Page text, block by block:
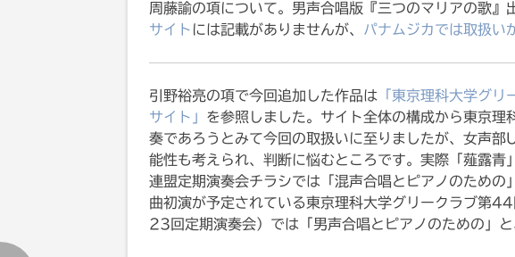
周藤諭の項について。男声合唱版『三つのマリアの歌』
サイト には記載がありませんが、 パナムジカでは取扱い
引野裕亮の項で今回追加した作品は 「東京理科大学グ
サイト」 を参照しました。サイト全体の構成から東京
奏であろうとみて今回の取扱いに至りましたが、女声
能性も考えられ、判断に悩むところです。実際「薤露
連盟定期演奏会チラシでは「混声合唱とピアノのため
曲初演が予定されている東京理科大学グリークラブ第
23回定期演奏会）では「男声合唱とピアノのための」